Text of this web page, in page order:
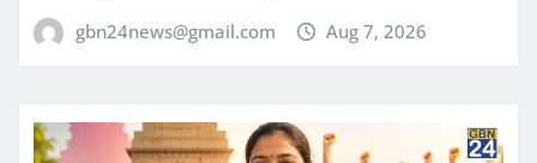
gbn24news@gmail.com Aug 7, 2026